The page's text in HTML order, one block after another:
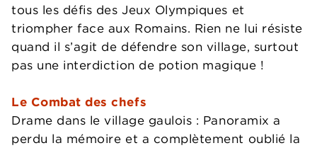
tous les défis des Jeux Olympiques et
triompher face aux Romains. Rien ne lui résiste
quand il s’agit de défendre son village, surtout
pas une interdiction de potion magique !
Le Combat des chefs
Drame dans le village gaulois : Panoramix a
perdu la mémoire et a complètement oublié la